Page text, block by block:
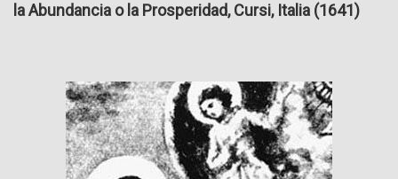
la Abundancia o la Prosperidad, Cursi, Italia (1641)